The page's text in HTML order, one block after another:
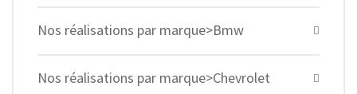
Nos réalisations par marque>Bmw
Nos réalisations par marque>Chevrolet